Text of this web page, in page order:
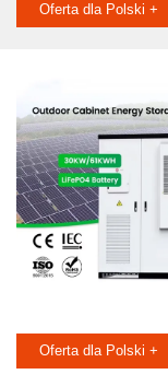
Oferta dla Polski +
Oferta dla Polski +